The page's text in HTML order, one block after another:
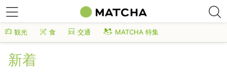
観光 食 交通 MATCHA 特集
新着